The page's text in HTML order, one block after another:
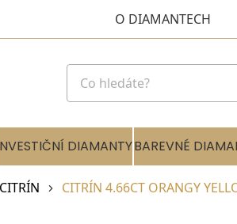
O DIAMANTECH
DIAMANTYBAREVNÉ
CITRÍN CITRÍN 4.66CT ORANGY